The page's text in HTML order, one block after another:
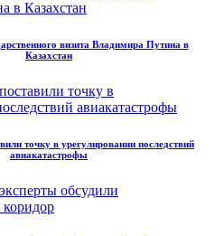
визита Владимира Путина в
Казахстан
точку в урегулировании последствий
авиакатастрофы